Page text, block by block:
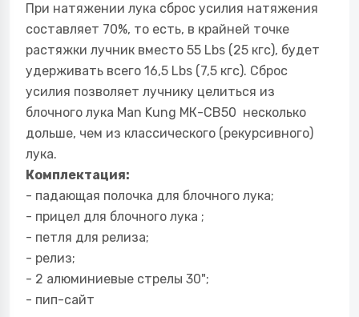
При натяжении лука сброс усилия натяжения
составляет 70%, то есть, в крайней точке
растяжки лучник вместо 55 Lbs (25 кгс), будет
удерживать всего 16,5 Lbs (7,5 кгс). Сброс
усилия позволяет лучнику целиться из
блочного лука Man Kung МК-CB50 несколько
дольше, чем из классического (рекурсивного)
лука.
Комплектация:
- падающая полочка для блочного лука;
- прицел для блочного лука ;
- петля для релиза;
- релиз;
- 2 алюминиевые стрелы 30";
- пип-сайт